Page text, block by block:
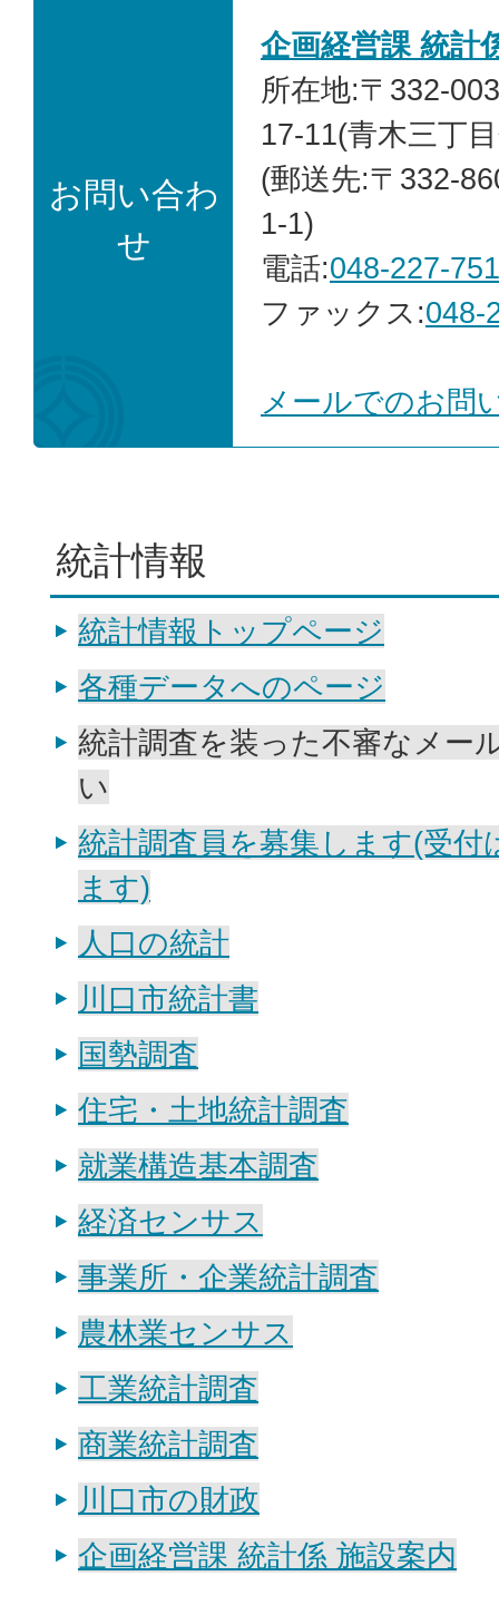
お問い合わ
せ
企画経営課 統計
所在地:〒332-
17-11(青木三丁
(郵送先:〒332-
1-1)
電話:048-227-
ファックス:048-
メールでのお問
統計情報
統計情報トップページ
各種データへのページ
統計調査を装った不審なメー
い
統計調査員を募集します(受付
ます)
人口の統計
川口市統計書
国勢調査
住宅・土地統計調査
就業構造基本調査
経済センサス
事業所・企業統計調査
農林業センサス
工業統計調査
商業統計調査
川口市の財政
企画経営課 統計係 施設案内